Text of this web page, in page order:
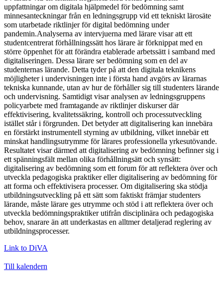
uppfattningar om digitala hjälpmedel för bedömning samt
minnesanteckningar från en ledningsgrupp vid ett tekniskt lärosäte
som utarbetade riktlinjer för digital bedömning under
pandemin.Analyserna av intervjuerna med lärare visar att ett
studentcentrerat förhållningssätt hos lärare är förknippat med en
större öppenhet för att förändra etablerade arbetssätt i samband med
digitaliseringen. Dessa lärare ser bedömning som en del av
studenternas lärande. Detta tyder på att den digitala teknikens
möjligheter i undervisningen inte i första hand avgörs av lärarnas
tekniska kunnande, utan av hur de förhåller sig till studenters lärande
och undervisning. Samtidigt visar analysen av ledningsgruppens
policyarbete med framtagande av riktlinjer diskurser där
effektivisering, kvalitetssäkring, kontroll och processutveckling
istället står i förgrunden. Det betyder att digitalisering kan innebära
en förstärkt instrumentell styrning av utbildning, vilket innebär ett
minskat handlingsutrymme för lärares professionella yrkesutövande.
Resultatet visar därmed att digitalisering av bedömning befinner sig i
ett spänningsfält mellan olika förhållningsätt och synsätt:
digitalisering av bedömning som ett forum för att reflektera över och
utveckla pedagogiska praktiker eller digitalisering av bedömning för
att forma och effektivisera processer. Om digitalisering ska stödja
utbildningsutveckling på ett sätt som faktiskt främjar studenters
lärande, måste lärare ges utrymme och stöd i att reflektera över och
utveckla bedömningspraktiker utifrån disciplinära och pedagogiska
behov, snarare än att underkastas en alltmer detaljerad reglering av
utbildningsprocesser.
Link to DiVA
Till kalendern